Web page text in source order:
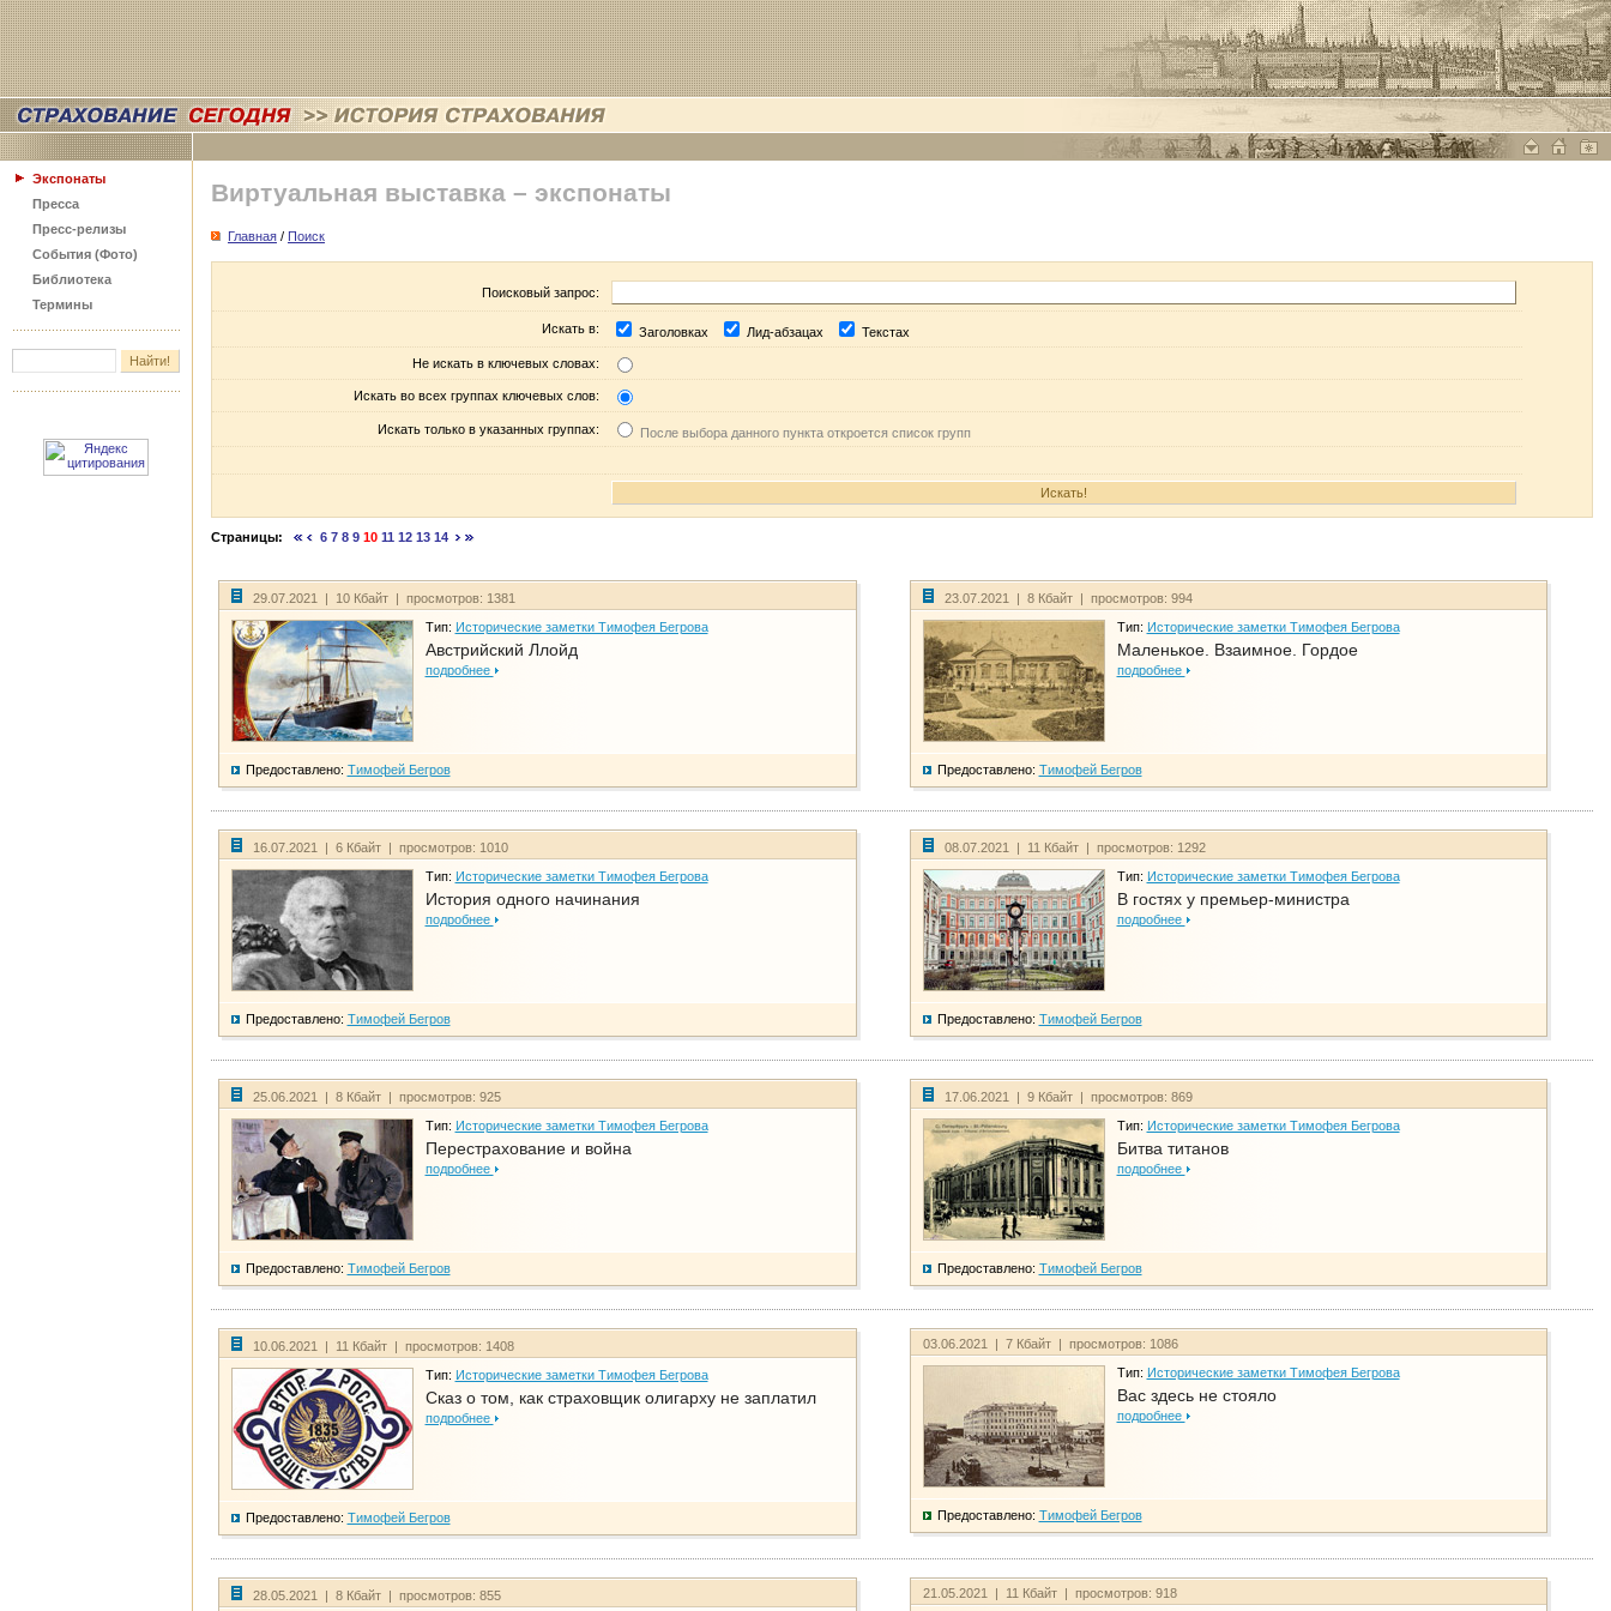
Экспонаты
Пресса
Пресс-релизы
События (Фото)
Библиотека
Термины
Виртуальная выставка – экспонаты
Главная / Поиск
Поисковый запрос:
Искать в: Заголовках Лид-абзацах Текстах
Не искать в ключевых словах:
Искать во всех группах ключевых слов:
Искать только в указанных группах: После выбора данного пункта откроется список групп
Страницы: 6 7 8 9 10 11 12 13 14
29.07.2021 | 10 Кбайт | просмотров: 1381
Тип: Исторические заметки Тимофея Бегрова
Австрийский Ллойд
подробнее
Предоставлено: Тимофей Бегров
23.07.2021 | 8 Кбайт | просмотров: 994
Тип: Исторические заметки Тимофея Бегрова
Маленькое. Взаимное. Гордое
подробнее
Предоставлено: Тимофей Бегров
16.07.2021 | 6 Кбайт | просмотров: 1010
Тип: Исторические заметки Тимофея Бегрова
История одного начинания
подробнее
Предоставлено: Тимофей Бегров
08.07.2021 | 11 Кбайт | просмотров: 1292
Тип: Исторические заметки Тимофея Бегрова
В гостях у премьер-министра
подробнее
Предоставлено: Тимофей Бегров
25.06.2021 | 8 Кбайт | просмотров: 925
Тип: Исторические заметки Тимофея Бегрова
Перестрахование и война
подробнее
Предоставлено: Тимофей Бегров
17.06.2021 | 9 Кбайт | просмотров: 869
Тип: Исторические заметки Тимофея Бегрова
Битва титанов
подробнее
Предоставлено: Тимофей Бегров
10.06.2021 | 11 Кбайт | просмотров: 1408
Тип: Исторические заметки Тимофея Бегрова
Сказ о том, как страховщик олигарху не заплатил
подробнее
Предоставлено: Тимофей Бегров
03.06.2021 | 7 Кбайт | просмотров: 1086
Тип: Исторические заметки Тимофея Бегрова
Вас здесь не стояло
подробнее
Предоставлено: Тимофей Бегров
28.05.2021 | 8 Кбайт | просмотров: 855 21.05.2021 | 11 Кбайт | просмотров: 918